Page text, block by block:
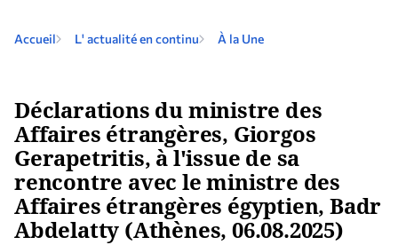
Accueil L' actualité en continu À la Une
Déclarations du ministre des
Affaires étrangères, Giorgos
Gerapetritis, à l'issue de sa
rencontre avec le ministre des
Affaires étrangères égyptien, Badr
Abdelatty (Athènes, 06.08.2025)